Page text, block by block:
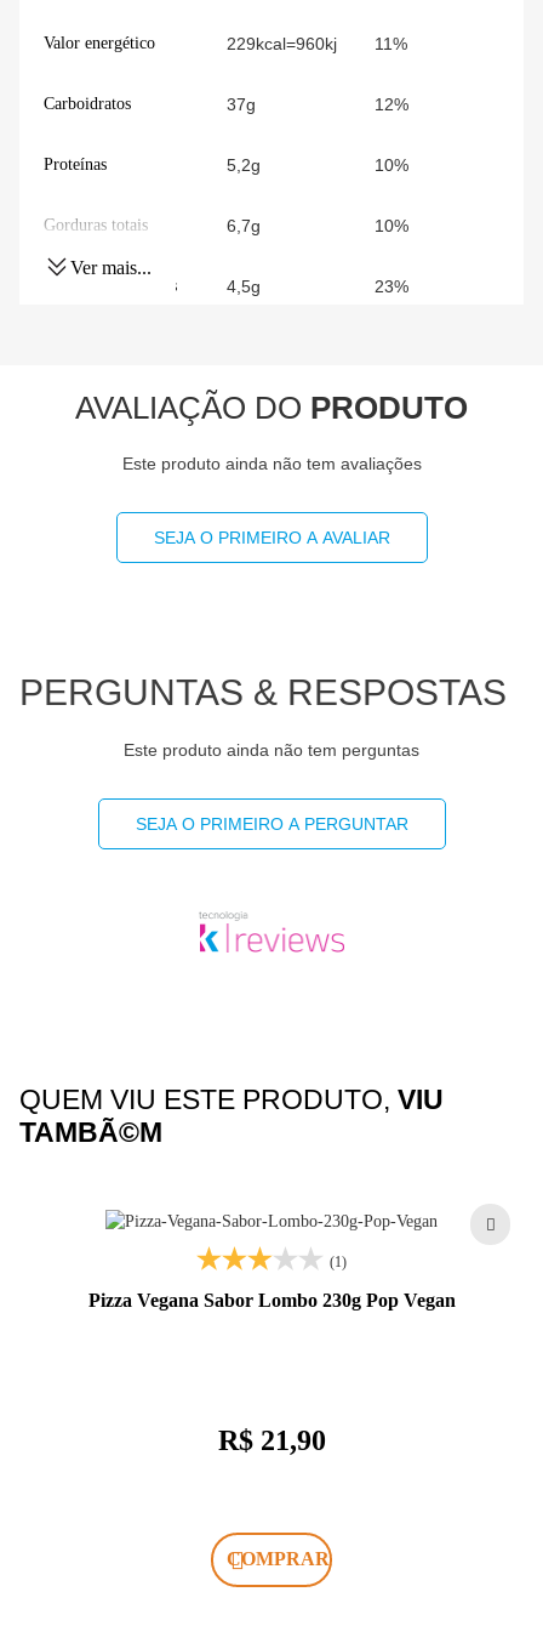
Valor energético 229kcal=960kj 11%
Carboidratos 37g 12%
Proteínas 5,2g 10%
Gorduras totais 6,7g 10%
Gorduras Saturadas 4,5g 23%
Fibra alimentar 8,1g 32%
601mg 30%
39mg 9%
Manganês 0,85mg 28%
menores dependendo de suas necessidades
Ver mais...
AVALIAÇÃO DO PRODUTO
Este produto ainda não tem avaliações
SEJA O PRIMEIRO A AVALIAR
PERGUNTAS & RESPOSTAS
Este produto ainda não tem perguntas
SEJA O PRIMEIRO A PERGUNTAR
QUEM VIU ESTE PRODUTO, VIU
TAMBÃ©M
(1)
Pizza Vegana Sabor Lombo 230g Pop Vegan
R$ 21,90
COMPRAR